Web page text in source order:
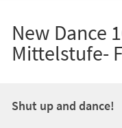
New Dance
Mittelstufe-
Shut up and dance!